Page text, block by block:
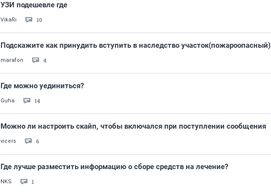
УЗИ подешевле где
VikaRi 10
Подскажите как принудить вступить в наследство участок(пожароопасный)
marafon 4
Где можно уединиться?
Guha 14
Можно ли настроить скайп, чтобы включался при поступлении сообщения
vicers 6
Где лучше разместить информацию о сборе средств на лечение?
NKS 1